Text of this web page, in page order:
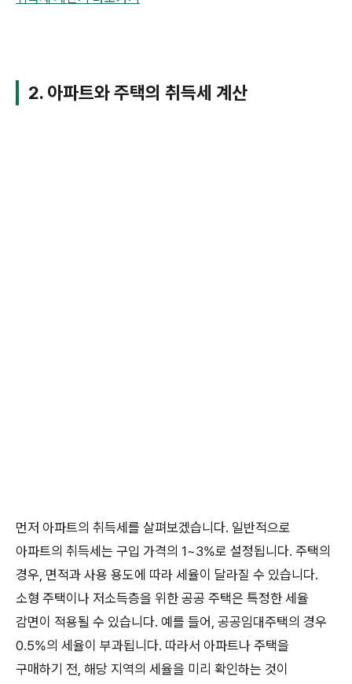
2. 아파트와 주택의 취득세 계산
먼저 아파트의 취득세를 살펴보겠습니다. 일반적으로
아파트의 취득세는 구입 가격의 1~3%로 설정됩니다. 주택의
경우, 면적과 사용 용도에 따라 세율이 달라질 수 있습니다.
소형 주택이나 저소득층을 위한 공공 주택은 특정한 세율
감면이 적용될 수 있습니다. 예를 들어, 공공임대주택의 경우
0.5%의 세율이 부과됩니다. 따라서 아파트나 주택을
구매하기 전, 해당 지역의 세율을 미리 확인하는 것이